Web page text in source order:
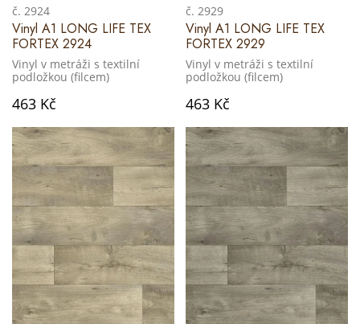
č. 2924
Vinyl A1 LONG LIFE TEX
FORTEX 2924
Vinyl v metráži s textilní
podložkou (filcem)
463 Kč
č. 2929
Vinyl A1 LONG LIFE TEX
FORTEX 2929
Vinyl v metráži s textilní
podložkou (filcem)
463 Kč